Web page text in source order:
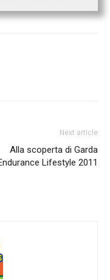
Next article
Alla scoperta di Garda
Lifestyle 2011